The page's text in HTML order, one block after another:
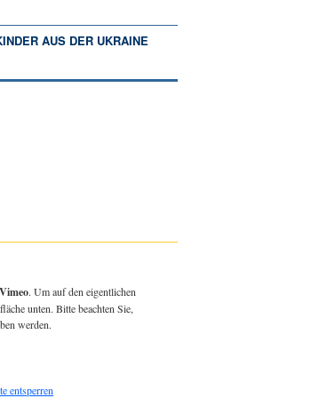
AUS DER UKRAINE
Vimeo. Um auf den eigentlichen
unten. Bitte beachten Sie,
werden.
entsperren